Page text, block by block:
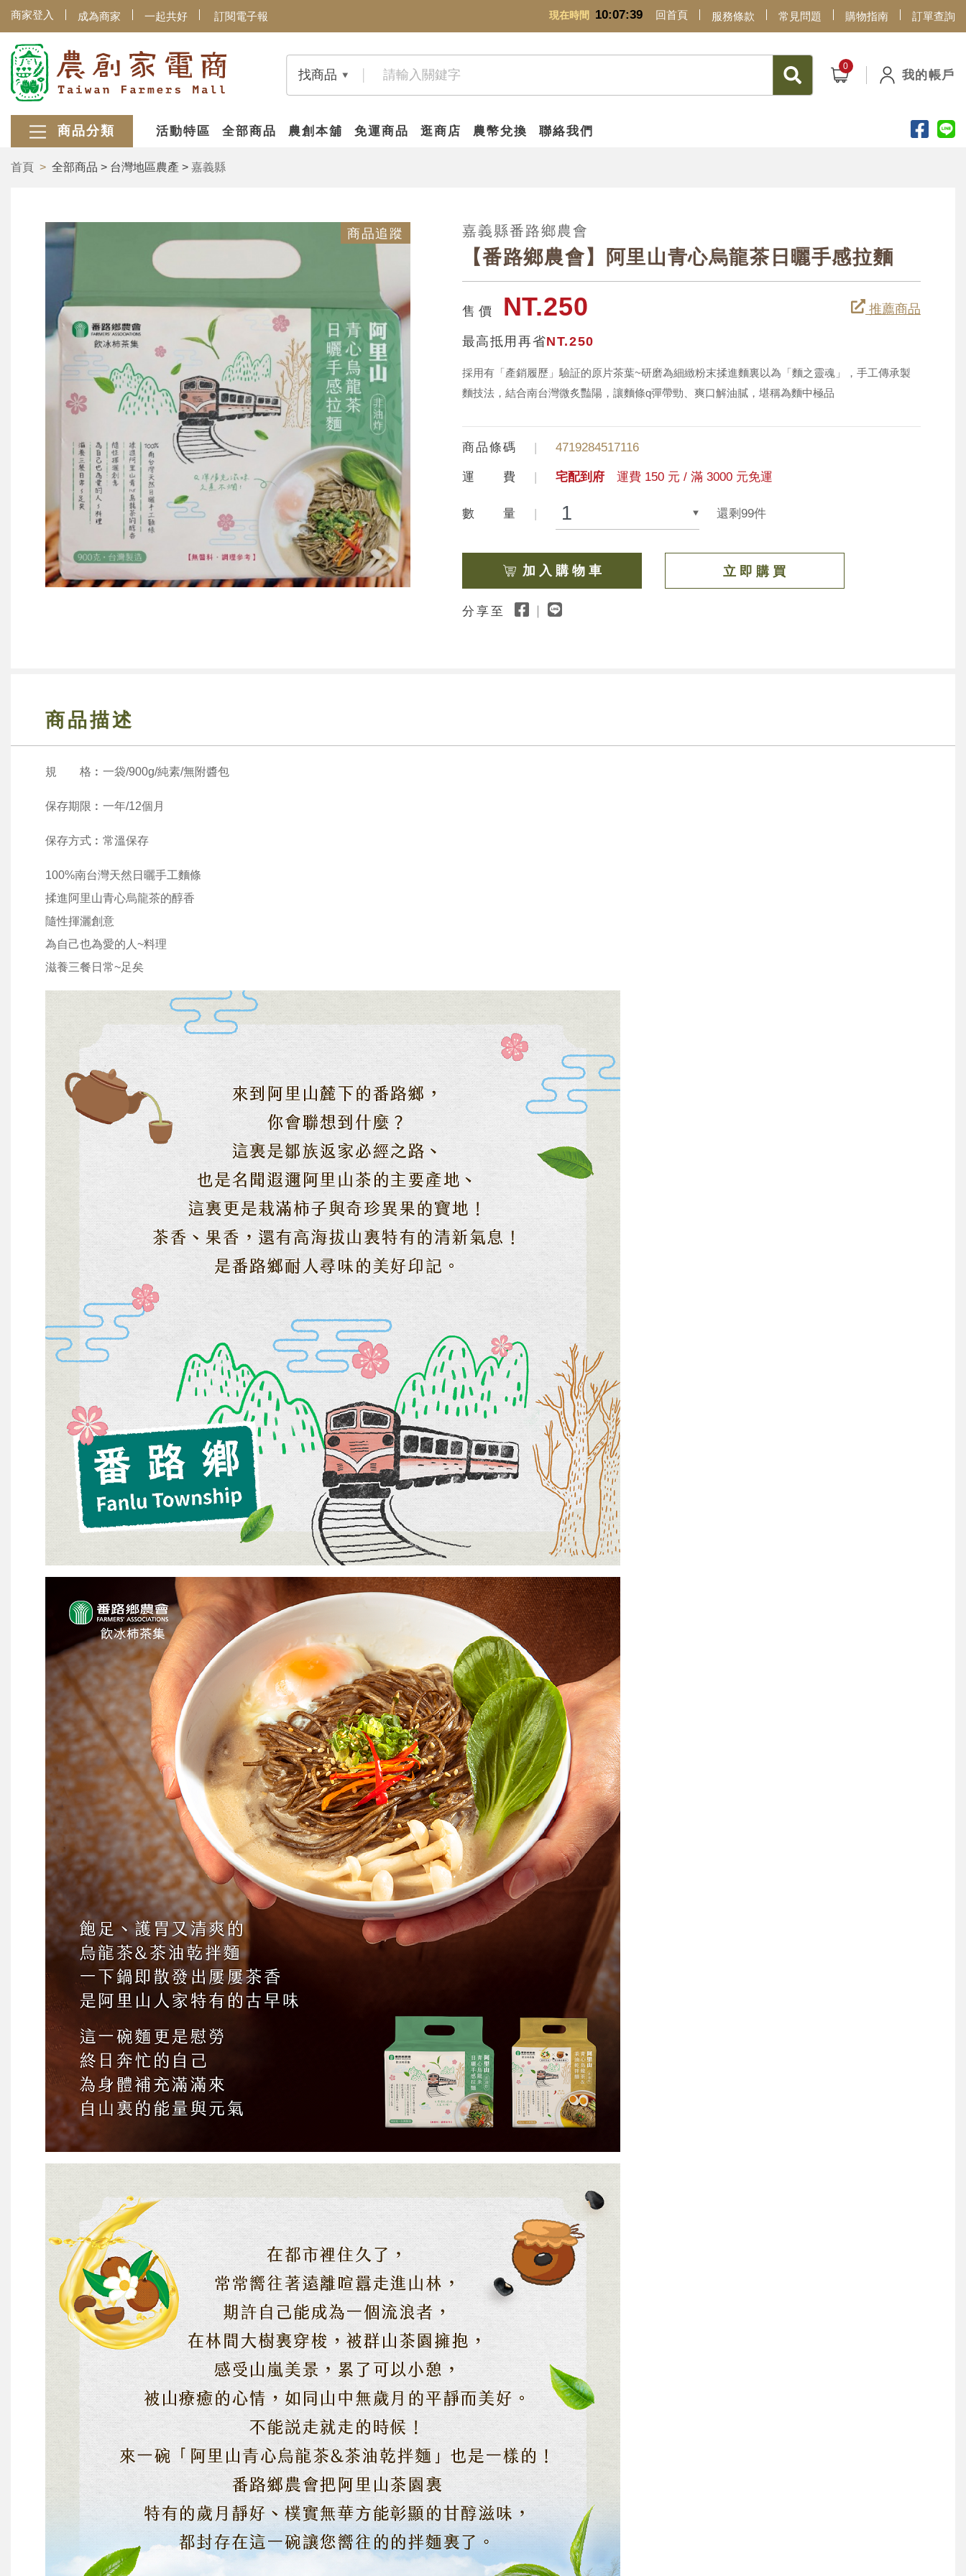
現在時間 10:07:41
商家登入 成為商家 一起共好 訂閱電子報 回首頁 服務條款 常見問題 購物指南 訂單查詢
找商品 我的帳戶
商品分類 活動特區 全部商品 農創本舖 免運商品 逛商店 農幣兌換 聯絡我們
首頁 全部商品 > 台灣地區農產 > 嘉義縣
商品追蹤 嘉義縣番路鄉農會
【番路鄉農會】阿里山青心烏龍茶日曬手感拉麵
推薦商品
售 價 NT.250
最高抵用再省NT.250
採用有「產銷履歷」驗証的原片茶葉~研磨為細緻粉末揉進麵裏以為「麵之靈魂」，手工傳承製
麵技法，結合南台灣微炙豔陽，讓麵條q彈帶勁、爽口解油膩，堪稱為麵中極品
商品條碼 4719284517116
運 費 宅配到府 運費 150 元 / 滿 3000 元免運
數 量 還剩99件
加 入 購 物 車 立 即 購 買
分享至
商品描述
規 格︰一袋/900g/純素/無附醬包
保存期限︰一年/12個月
保存方式︰常溫保存
100%南台灣天然日曬手工麵條
揉進阿里山青心烏龍茶的醇香
隨性揮灑創意
為自己也為愛的人~料理
滋養三餐日常~足矣